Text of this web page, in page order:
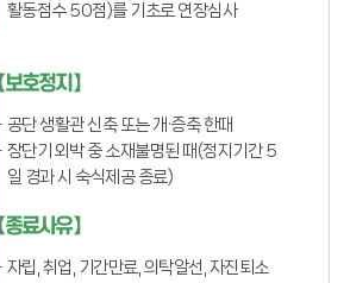
활동점수 50점)를 기초로 연장심사
【보호정지】
공단 생활관 신축 또는 개·증축 한때
장단기 외박 중 소재불명된 때(정지기간 5
일 경과 시 숙식제공 종료)
【종료사유】
자립, 취업, 기간만료, 의탁알선, 자진퇴소